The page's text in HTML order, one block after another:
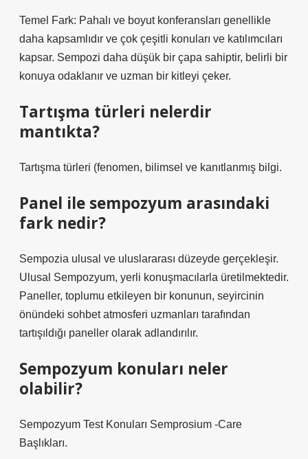
Temel Fark: Pahalı ve boyut konferansları genellikle
daha kapsamlıdır ve çok çeşitli konuları ve katılımcıları
kapsar. Sempozi daha düşük bir çapa sahiptir, belirli bir
konuya odaklanır ve uzman bir kitleyi çeker.
Tartışma türleri nelerdir
mantıkta?
Tartışma türleri (fenomen, bilimsel ve kanıtlanmış bilgi.
Panel ile sempozyum arasındaki
fark nedir?
Sempozia ulusal ve uluslararası düzeyde gerçekleşir.
Ulusal Sempozyum, yerli konuşmacılarla üretilmektedir.
Paneller, toplumu etkileyen bir konunun, seyircinin
önündeki sohbet atmosferi uzmanları tarafından
tartışıldığı paneller olarak adlandırılır.
Sempozyum konuları neler
olabilir?
Sempozyum Test Konuları Semprosium -Care
Başlıkları.